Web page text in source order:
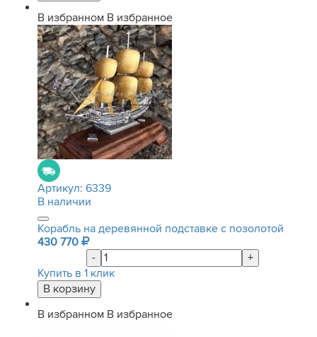
В избранном В избранное
Артикул: 6339
В наличии
Корабль на деревянной подставке с позолотой
430 770
-
+
Купить в 1 клик
В избранном В избранное